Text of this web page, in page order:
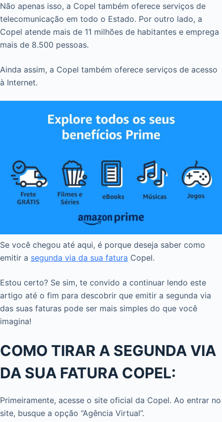
Não apenas isso, a Copel também oferece serviços de
telecomunicação em todo o Estado. Por outro lado, a
Copel atende mais de 11 milhões de habitantes e emprega
mais de 8.500 pessoas.
Ainda assim, a Copel também oferece serviços de acesso
à Internet.
Se você chegou até aqui, é porque deseja saber como
emitir a segunda via da sua fatura Copel.
Estou certo? Se sim, te convido a continuar lendo este
artigo até o fim para descobrir que emitir a segunda via
das suas faturas pode ser mais simples do que você
imagina!
COMO TIRAR A SEGUNDA VIA
DA SUA FATURA COPEL:
Primeiramente, acesse o site oficial da Copel. Ao entrar no
site, busque a opção “Agência Virtual”.